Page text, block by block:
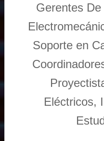
Gerentes
Soporte en
Eléctricos,